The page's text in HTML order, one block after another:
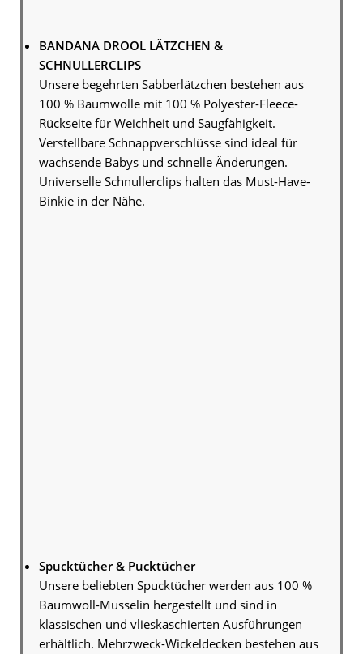
BANDANA DROOL LÄTZCHEN &
SCHNULLERCLIPS
Unsere begehrten Sabberlätzchen bestehen aus
100 % Baumwolle mit 100 % Polyester-Fleece-
Rückseite für Weichheit und Saugfähigkeit.
Verstellbare Schnappverschlüsse sind ideal für
wachsende Babys und schnelle Änderungen.
Universelle Schnullerclips halten das Must-Have-
Binkie in der Nähe.
Spucktücher & Pucktücher
Unsere beliebten Spucktücher werden aus 100 %
Baumwoll-Musselin hergestellt und sind in
klassischen und vlieskaschierten Ausführungen
erhältlich. Mehrzweck-Wickeldecken bestehen aus